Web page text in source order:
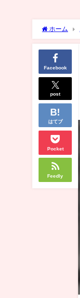
ホーム
Facebook
post
はてブ
Pocket
Feedly